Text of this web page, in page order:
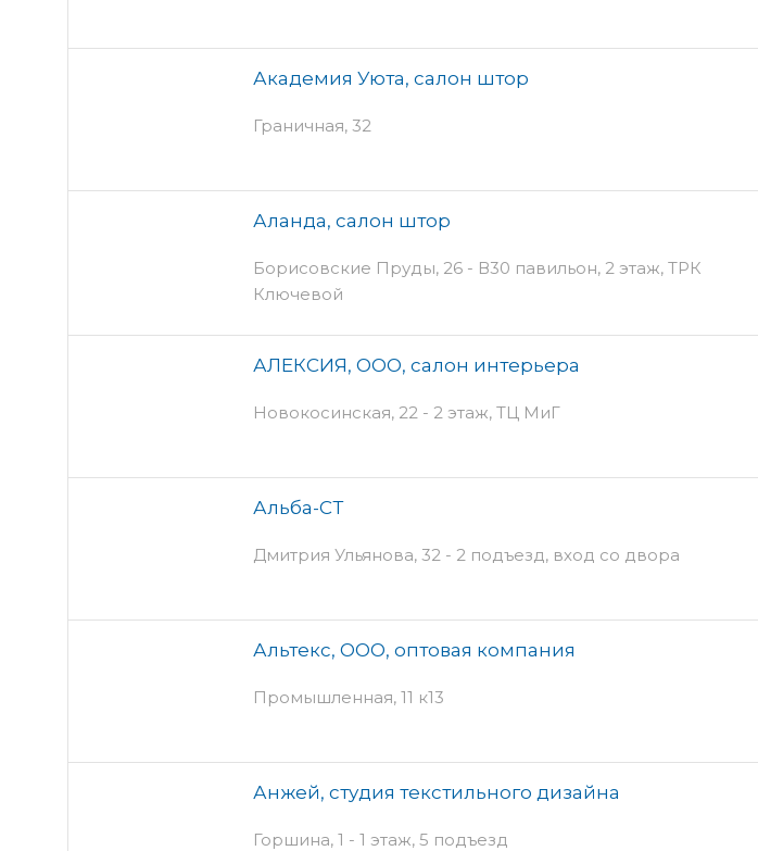
Академия Уюта, салон штор
Граничная, 32
Аланда, салон штор
Борисовские Пруды, 26 - В30 павильон, 2 этаж, ТРК
Ключевой
АЛЕКСИЯ, ООО, салон интерьера
Новокосинская, 22 - 2 этаж, ТЦ МиГ
Альба-СТ
Дмитрия Ульянова, 32 - 2 подъезд, вход со двора
Альтекс, ООО, оптовая компания
Промышленная, 11 к13
Анжей, студия текстильного дизайна
Горшина, 1 - 1 этаж, 5 подъезд